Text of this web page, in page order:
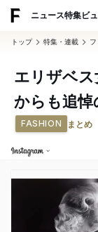
ニュース特集ビ
トップ 特集・連載
エリザベ
からも追悼
FASHION まとめ